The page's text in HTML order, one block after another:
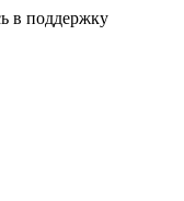
в поддержку